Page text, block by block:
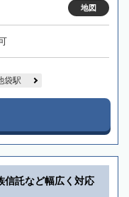
地図
袋駅
信託など幅広く対応